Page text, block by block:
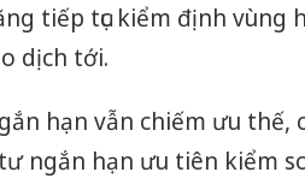
tiếp tục kiểm định vùng
dịch tới.
hạn vẫn chiếm ưu thế,
ngắn hạn ưu tiên kiểm